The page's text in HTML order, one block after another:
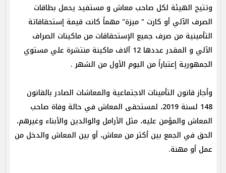
وتتيح الهيئة لكل صاحب معاش و مستفيد يحمل بطاقات
الصرف الآلي أو كارت " ميزة" مهماً كانت قيمة إستحقاقاتة
التأمينية من صرف جميع الإستحقاقات من ماكينات الصراف
الآلي و المقدر عددها 12 آلاف ماكينة منتشرة علي مستوي
الجمهورية إعتباراً من اليوم الأول من الشهر .
وأجاز قانون التأمينات الاجتماعية والمعاشات الصادر بالقانون
148 لسنة 2019، لمستحقى المعاش في حالة وفاة صاحب
المعاش والمؤمن عليه، مثل الأرامل والوالدين والأبناء وغيرهم،
الحق في الجمع بين أكثر من معاش، أو بين المعاش والدخل من
عمل أو مهنة.